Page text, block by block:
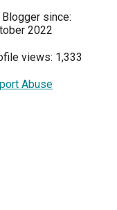
Blogger since:
2022
views: 1,333
Abuse